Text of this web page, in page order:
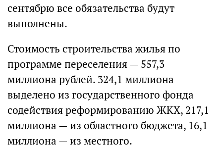
сентябрю все обязательства будут
выполнены.
Стоимость строительства жилья по
программе переселения — 557,3
миллиона рублей. 324,1 миллиона
выделено из государственного фонда
содействия реформированию ЖКХ, 217,1
миллиона — из областного бюджета, 16,1
миллиона — из местного.